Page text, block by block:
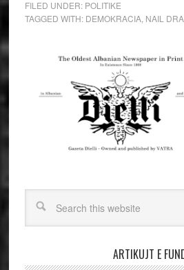
FILED UNDER: POLITIKE
TAGGED WITH: DEMOKRACIA, NAIL
ARTIKUJT E